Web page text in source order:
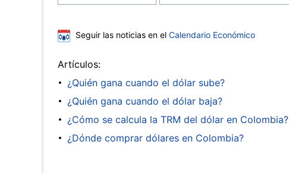
Seguir las noticias en el Calendario Económico
Artículos:
¿Quién gana cuando el dólar sube?
¿Quién gana cuando el dólar baja?
¿Cómo se calcula la TRM del dólar en Colombia?
¿Dónde comprar dólares en Colombia?